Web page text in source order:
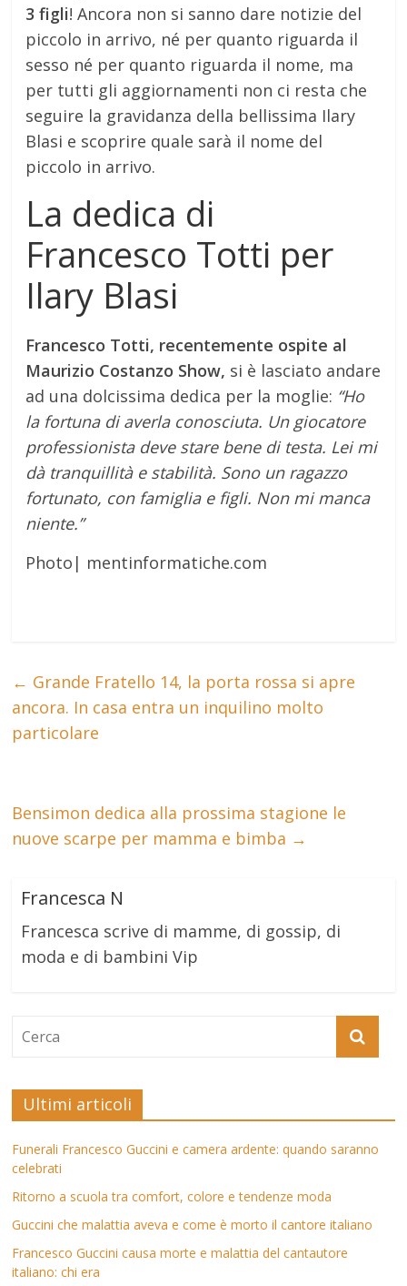
3 figli! Ancora non si sanno dare notizie del
piccolo in arrivo, né per quanto riguarda il
sesso né per quanto riguarda il nome, ma
per tutti gli aggiornamenti non ci resta che
seguire la gravidanza della bellissima Ilary
Blasi e scoprire quale sarà il nome del
piccolo in arrivo.
La dedica di
Francesco Totti per
Ilary Blasi
Francesco Totti, recentemente ospite al
Maurizio Costanzo Show, si è lasciato andare
ad una dolcissima dedica per la moglie: “Ho
la fortuna di averla conosciuta. Un giocatore
professionista deve stare bene di testa. Lei mi
dà tranquillità e stabilità. Sono un ragazzo
fortunato, con famiglia e figli. Non mi manca
niente.”
Photo| mentinformatiche.com
← Grande Fratello 14, la porta rossa si apre
ancora. In casa entra un inquilino molto
particolare
Bensimon dedica alla prossima stagione le
nuove scarpe per mamma e bimba →
Francesca N
Francesca scrive di mamme, di gossip, di
moda e di bambini Vip
Ultimi articoli
Funerali Francesco Guccini e camera ardente: quando saranno
celebrati
Ritorno a scuola tra comfort, colore e tendenze moda
Guccini che malattia aveva e come è morto il cantore italiano
Francesco Guccini causa morte e malattia del cantautore
italiano: chi era